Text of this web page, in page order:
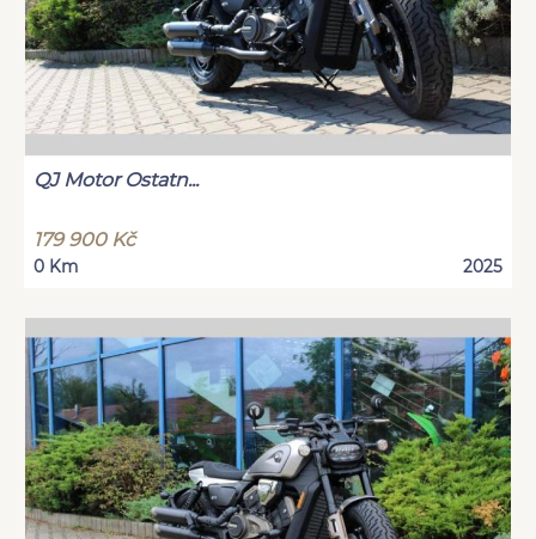
QJ Motor Ostatn...
179 900 Kč
0 Km 2025